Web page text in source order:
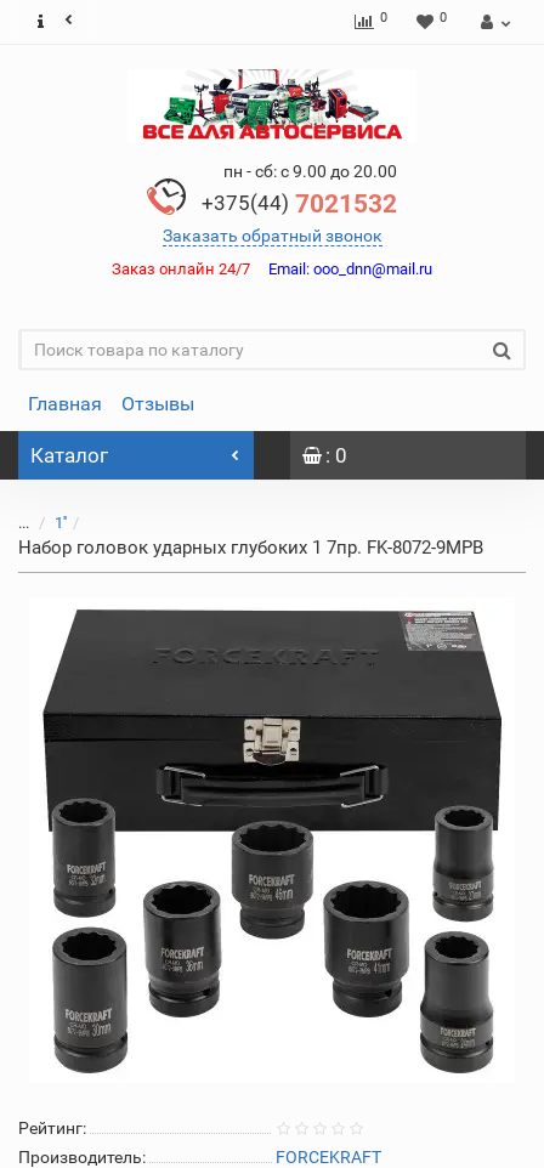
0 0
пн - сб: с 9.00 до 20.00
+375(44) 7021532
Заказать обратный звонок
Заказ онлайн 24/7 Email: ooo_dnn@mail.ru
Главная Отзывы
Каталог : 0
... 1''
Набор головок ударных глубоких 1 7пр. FK-8072-9MPB
Рейтинг:
Производитель:
FORCEKRAFT